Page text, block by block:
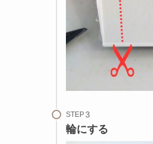
STEP
輪にする